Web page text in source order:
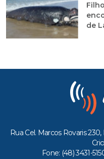
de
Rua Cel. Marcos Rovaris
Fone: (48) 3431-